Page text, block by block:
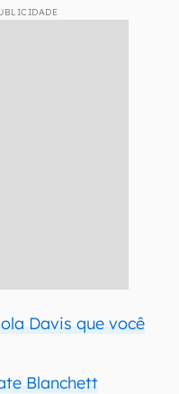
Davis que você
Blanchett